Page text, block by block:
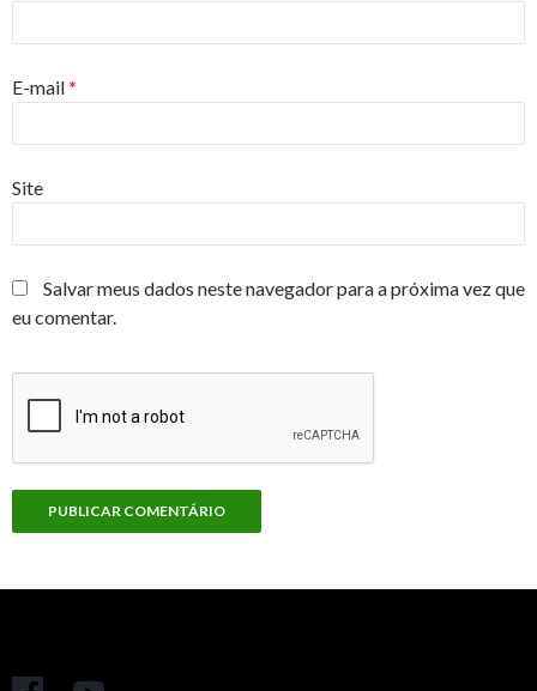
E-mail*
Site
Salvar meus dados neste navegador para a próxima vez que
eu comentar.